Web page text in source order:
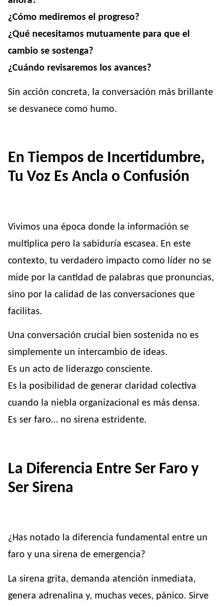
¿Cómo mediremos el progreso?
¿Qué necesitamos mutuamente para que el
cambio se sostenga?
¿Cuándo revisaremos los avances?
Sin acción concreta, la conversación más brillante
se desvanece como humo.
En Tiempos de Incertidumbre,
Tu Voz Es Ancla o Confusión
Vivimos una época donde la información se
multiplica pero la sabiduría escasea. En este
contexto, tu verdadero impacto como líder no se
mide por la cantidad de palabras que pronuncias,
sino por la calidad de las conversaciones que
facilitas.
Una conversación crucial bien sostenida no es
simplemente un intercambio de ideas.
Es un acto de liderazgo consciente.
Es la posibilidad de generar claridad colectiva
cuando la niebla organizacional es más densa.
Es ser faro… no sirena estridente.
La Diferencia Entre Ser Faro y
Ser Sirena
¿Has notado la diferencia fundamental entre un
faro y una sirena de emergencia?
La sirena grita, demanda atención inmediata,
genera adrenalina y, muchas veces, pánico. Sirve